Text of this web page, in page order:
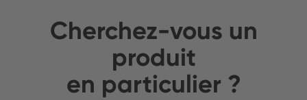
Cherchez-vous un
produit
en particulier ?